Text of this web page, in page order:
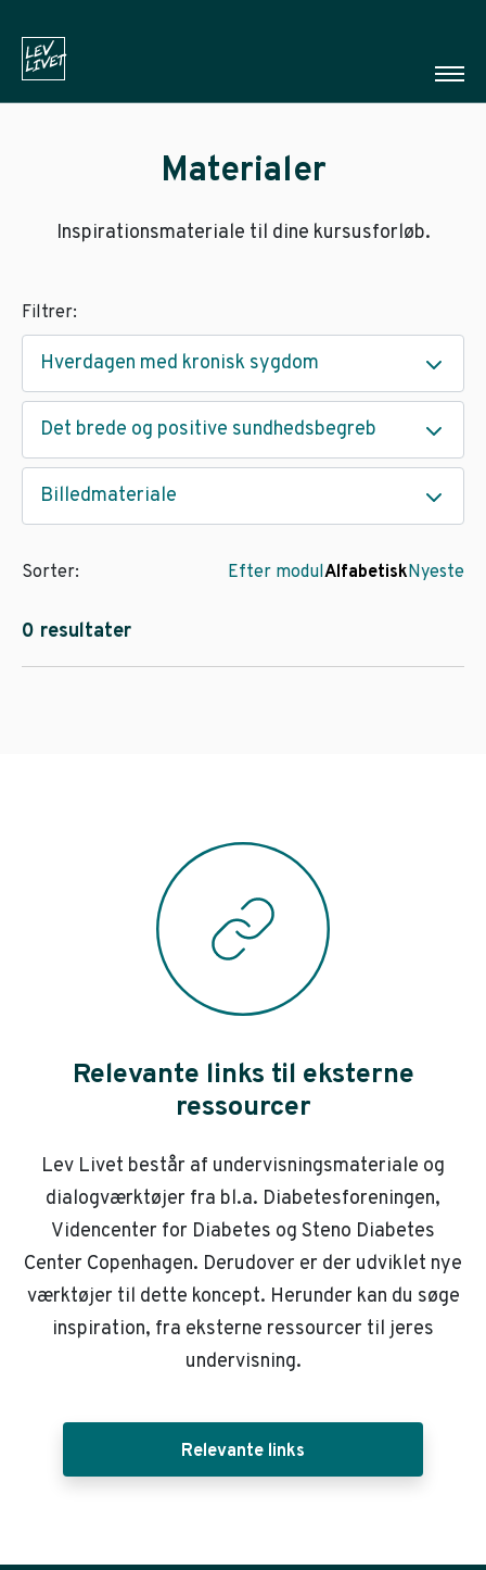
Materialer
Inspirationsmateriale til dine kursusforløb.
Filtrer:
Hverdagen med kronisk sygdom
Det brede og positive sundhedsbegreb
Billedmateriale
0 resultater
Sorter: Efter modulAlfabetiskNyeste
Relevante links til eksterne
ressourcer
Lev Livet består af undervisningsmateriale og
dialogværktøjer fra bl.a. Diabetesforeningen,
Videncenter for Diabetes og Steno Diabetes
Center Copenhagen. Derudover er der udviklet nye
værktøjer til dette koncept. Herunder kan du søge
inspiration, fra eksterne ressourcer til jeres
undervisning.
Relevante links